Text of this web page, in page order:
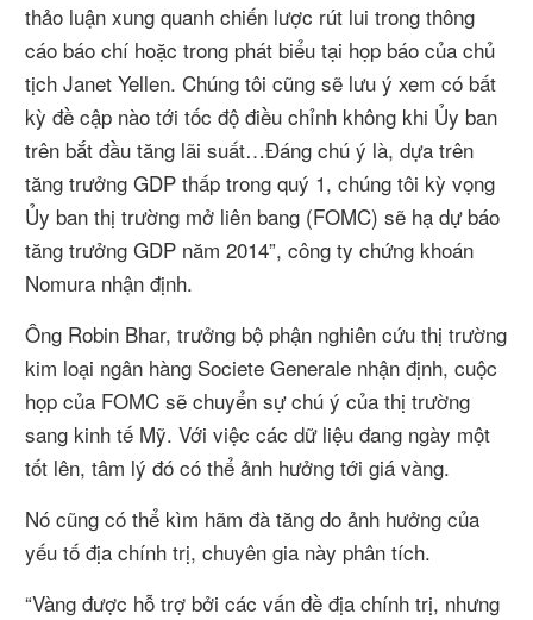
thảo luận xung quanh chiến lược rút lui trong thông
cáo báo chí hoặc trong phát biểu tại họp báo của chủ
tịch Janet Yellen. Chúng tôi cũng sẽ lưu ý xem có bất
kỳ đề cập nào tới tốc độ điều chỉnh không khi Ủy ban
trên bắt đầu tăng lãi suất…Đáng chú ý là, dựa trên
tăng trưởng GDP thấp trong quý 1, chúng tôi kỳ vọng
Ủy ban thị trường mở liên bang (FOMC) sẽ hạ dự báo
tăng trưởng GDP năm 2014”, công ty chứng khoán
Nomura nhận định.
Ông Robin Bhar, trưởng bộ phận nghiên cứu thị trường
kim loại ngân hàng Societe Generale nhận định, cuộc
họp của FOMC sẽ chuyển sự chú ý của thị trường
sang kinh tế Mỹ. Với việc các dữ liệu đang ngày một
tốt lên, tâm lý đó có thể ảnh hưởng tới giá vàng.
Nó cũng có thể kìm hãm đà tăng do ảnh hưởng của
yếu tố địa chính trị, chuyên gia này phân tích.
“Vàng được hỗ trợ bởi các vấn đề địa chính trị, nhưng